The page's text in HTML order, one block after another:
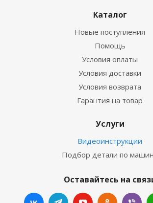
Каталог
Новые поступления
Помощь
Условия оплаты
Условия доставки
Условия возврата
Гарантия на товар
Услуги
Видеоинструкции
Подбор детали по
Оставайтесь на